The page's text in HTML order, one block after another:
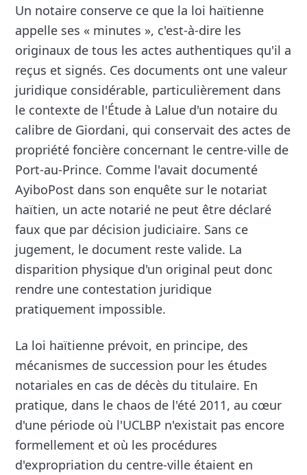
Un notaire conserve ce que la loi haïtienne
appelle ses « minutes », c'est-à-dire les
originaux de tous les actes authentiques qu'il a
reçus et signés. Ces documents ont une valeur
juridique considérable, particulièrement dans
le contexte de l'Étude à Lalue d'un notaire du
calibre de Giordani, qui conservait des actes de
propriété foncière concernant le centre-ville de
Port-au-Prince. Comme l'avait documenté
AyiboPost dans son enquête sur le notariat
haïtien, un acte notarié ne peut être déclaré
faux que par décision judiciaire. Sans ce
jugement, le document reste valide. La
disparition physique d'un original peut donc
rendre une contestation juridique
pratiquement impossible.
La loi haïtienne prévoit, en principe, des
mécanismes de succession pour les études
notariales en cas de décès du titulaire. En
pratique, dans le chaos de l'été 2011, au cœur
d'une période où l'UCLBP n'existait pas encore
formellement et où les procédures
d'expropriation du centre-ville étaient en